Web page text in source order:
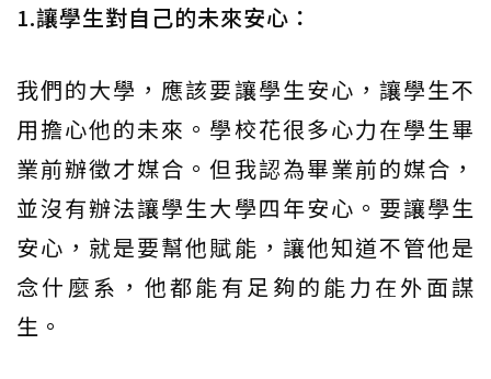
1.讓學生對自己的未來安心：
我們的大學，應該要讓學生安心，讓學生不
用擔心他的未來。學校花很多心力在學生畢
業前辦徵才媒合。但我認為畢業前的媒合，
並沒有辦法讓學生大學四年安心。要讓學生
安心，就是要幫他賦能，讓他知道不管他是
念什麼系，他都能有足夠的能力在外面謀
生。